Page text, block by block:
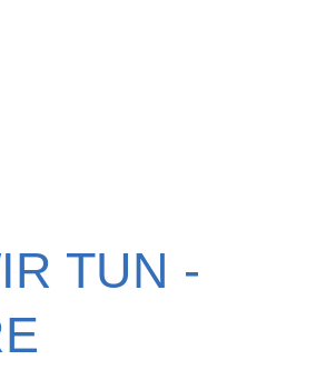
TUN -